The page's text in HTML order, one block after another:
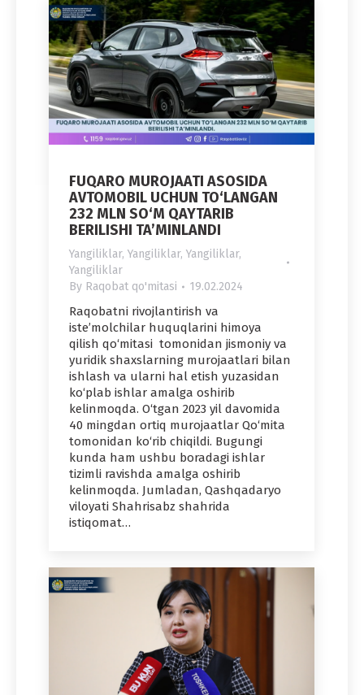
FUQARO MUROJAATI ASOSIDA
AVTOMOBIL UCHUN TO‘LANGAN
232 MLN SO‘M QAYTARIB
BERILISHI TA’MINLANDI
Yangiliklar, Yangiliklar, Yangiliklar,
Yangiliklar
By Raqobat qo'mitasi 19.02.2024
Raqobatni rivojlantirish va
iste’molchilar huquqlarini himoya
qilish qo‘mitasi tomonidan jismoniy va
yuridik shaxslarning murojaatlari bilan
ishlash va ularni hal etish yuzasidan
ko‘plab ishlar amalga oshirib
kelinmoqda. O‘tgan 2023 yil davomida
40 mingdan ortiq murojaatlar Qo‘mita
tomonidan ko‘rib chiqildi. Bugungi
kunda ham ushbu boradagi ishlar
tizimli ravishda amalga oshirib
kelinmoqda. Jumladan, Qashqadaryo
viloyati Shahrisabz shahrida
istiqomat…